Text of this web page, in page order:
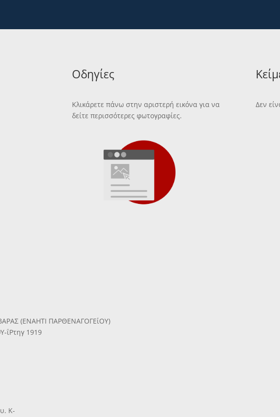
Οδηγίες
Κλικάρετε πάνω στην αριστερή εικόνα για να
δείτε περισσότερες φωτογραφίες.
Δεν
(ΕΝΑΗΤΙ ΠΑΡΘΕΝΑΓΟΓΕίΟΥ)
ΐΡτηγ 1919
Κ-